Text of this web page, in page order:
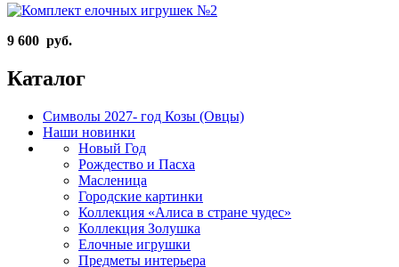
9 600 руб.
Каталог
Символы 2027- год Козы (Овцы)
Наши новинки
Новый Год
Рождество и Пасха
Масленица
Городские картинки
Коллекция «Алиса в стране чудес»
Коллекция Золушка
Елочные игрушки
Предметы интерьера